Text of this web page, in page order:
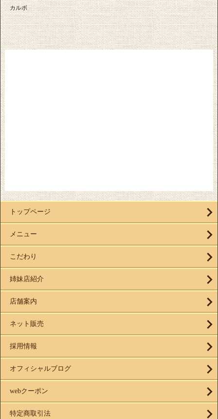
カルボ
トップページ
メニュー
こだわり
姉妹店紹介
店舗案内
ネット販売
採用情報
オフィシャルブログ
webクーポン
特定商取引法